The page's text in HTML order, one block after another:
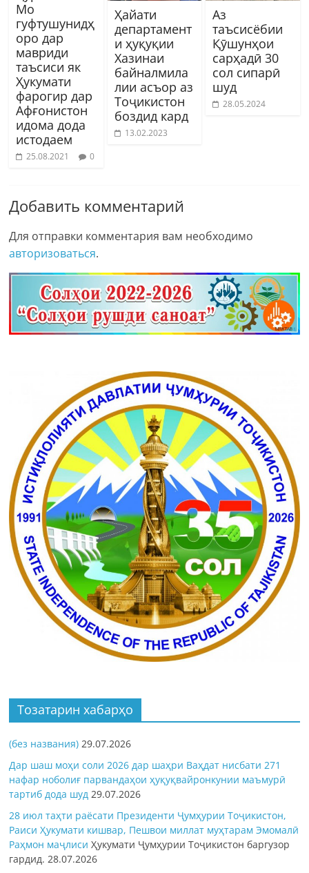
Мо
гуфтушунидҳ
оро дар
мавриди
таъсиси як
Ҳукумати
фарогир дар
Афғонистон
идома дода
истодаем
25.08.2021 0
Ҳайати
департамент
и ҳуқуқии
Хазинаи
байналмила
лии асъор аз
Тоҷикистон
боздид кард
13.02.2023
Аз
таъсисёбии
Қӯшунҳои
сарҳадӣ 30
сол сипарӣ
шуд
28.05.2024
Добавить комментарий
Для отправки комментария вам необходимо
авторизоваться.
Тозатарин хабарҳо
(без названия) 29.07.2026
Дар шаш моҳи соли 2026 дар шаҳри Ваҳдат нисбати 271
нафар ноболиғ парвандаҳои ҳуқуқвайронкунии маъмурӣ
тартиб дода шуд 29.07.2026
28 июл таҳти раёсати Президенти Ҷумҳурии Тоҷикистон,
Раиси Ҳукумати кишвар, Пешвои миллат муҳтарам Эмомалӣ
Раҳмон маҷлисиҲукумати Ҷумҳурии Тоҷикистон баргузор
гардид.28.07.2026